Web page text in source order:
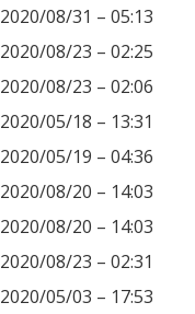
2020/08/31 – 05:13
2020/08/23 – 02:25
2020/08/23 – 02:06
2020/05/18 – 13:31
2020/05/19 – 04:36
2020/08/20 – 14:03
2020/08/20 – 14:03
2020/08/23 – 02:31
2020/05/03 – 17:53